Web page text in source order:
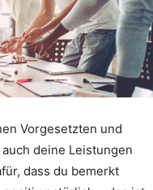
Vorgesetzten und
deine Leistungen
dass du bemerkt